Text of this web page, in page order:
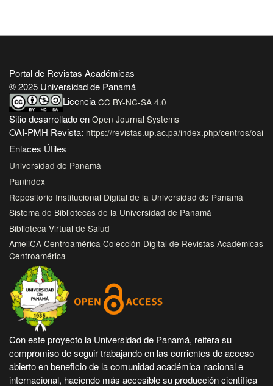
Portal de Revistas Académicas
© 2025 Universidad de Panamá
Licencia CC BY-NC-SA 4.0
Sitio desarrollado en Open Journal Systems
OAI-PMH Revista: https://revistas.up.ac.pa/index.php/centros/oai
Enlaces Útiles
Universidad de Panamá
Panindex
Repositorio Institucional Digital de la Universidad de Panamá
Sistema de Bibliotecas de la Universidad de Panamá
Biblioteca Virtual de Salud
AmeliCA Centroamérica Colección Digital de Revistas Académicas
Centroamérica
Con este proyecto la Universidad de Panamá, reitera su
compromiso de seguir trabajando en las corrientes de acceso
abierto en beneficio de la comunidad académica nacional e
internacional, haciendo más accesible su producción científica